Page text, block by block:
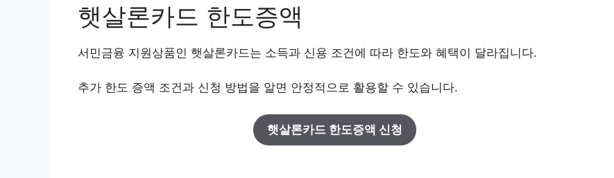
햇살론카드 한도증액
서민금융 지원상품인 햇살론카드는 소득과 신용 조건에 따라 한도와 혜택이 달라집니다.
추가 한도 증액 조건과 신청 방법을 알면 안정적으로 활용할 수 있습니다.
햇살론카드 한도증액 신청